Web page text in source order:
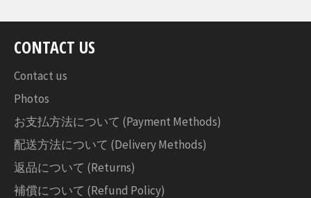
CONTACT US
Contact us
Photos
お支払方法について (Payment Methods)
配送方法について (Delivery Methods)
返品について (Returns)
補償について (Refund Policy)